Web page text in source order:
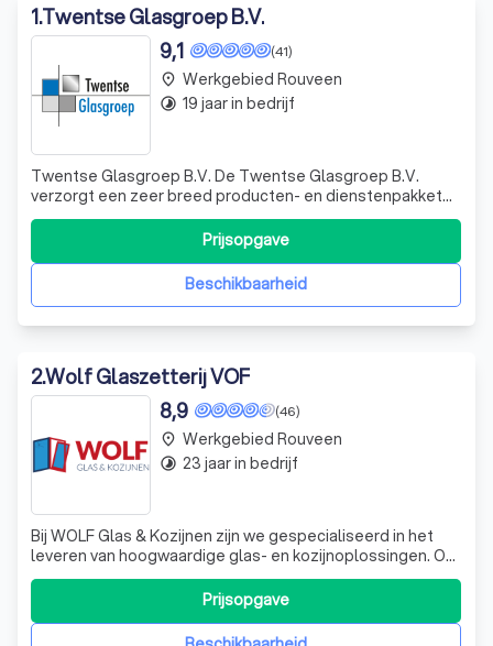
1.Twentse Glasgroep B.V.
(41)
9,1
Twentse Glasgroep B.V. De Twentse Glasgroep B.V.
verzorgt een zeer breed producten- en dienstenpakket
op het gebied van glas. Of het nu gaat om een groot
renovatie- of nieuwbouwproject of om een ruitje in de
schuurdeur. Wij verzorgen het compleet voor bedrijven,
aannemers, woningbouwverenigingen, u
Beschikbaarheid
Prijsopgave
place Werkgebied Rouveen
timelapse 19 jaar in bedrijf
2.Wolf Glaszetterij VOF
(46)
8,9
Bij WOLF Glas & Kozijnen zijn we gespecialiseerd in het
leveren van hoogwaardige glas- en kozijnoplossingen. Of
u nu uw glas wilt vervangen voor beter presterend, hoger
isolerend glas, of uw enkel of isolatieglas aan vervanging
toe is, wij staan voor u klaar. Onze expertise strekt zich uit
tot energ
Prijsopgave
place Werkgebied Rouveen
timelapse 23 jaar in bedrijf